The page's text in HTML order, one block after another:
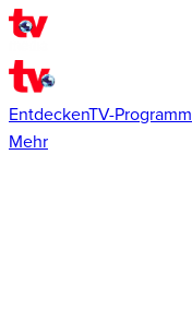
EntdeckenTV-Programm
Mehr